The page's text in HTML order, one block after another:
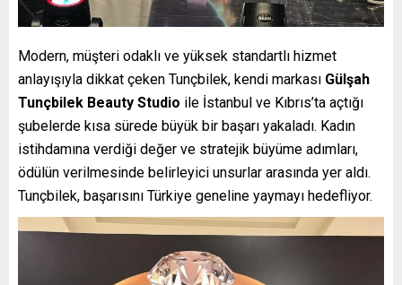
Modern, müşteri odaklı ve yüksek standartlı hizmet
anlayışıyla dikkat çeken Tunçbilek, kendi markası Gülşah
Tunçbilek Beauty Studio ile İstanbul ve Kıbrıs’ta açtığı
şubelerde kısa sürede büyük bir başarı yakaladı. Kadın
istihdamına verdiği değer ve stratejik büyüme adımları,
ödülün verilmesinde belirleyici unsurlar arasında yer aldı.
Tunçbilek, başarısını Türkiye geneline yaymayı hedefliyor.